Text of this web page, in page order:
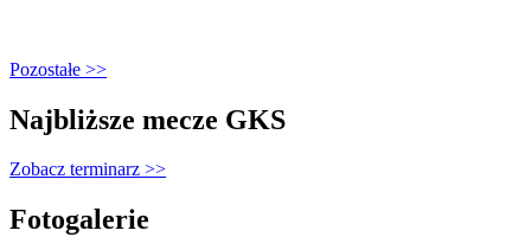
Pozostałe >>
Najbliższe mecze GKS
Zobacz terminarz >>
Fotogalerie